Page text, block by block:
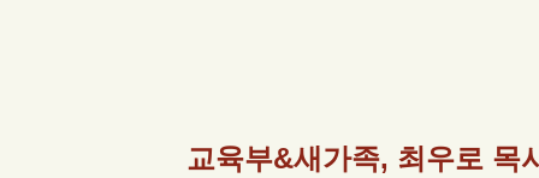
교육부&새가족, 최우로 목